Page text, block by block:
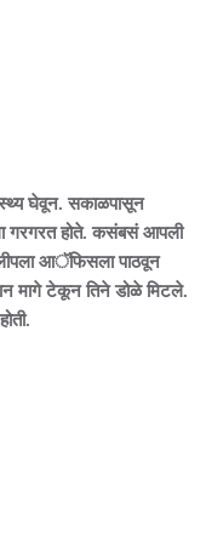
घेवून. सकाळपासून
गरगरत होते. कसंबसं आपली
आॅफिसला पाठवून
मागे टेकून तिने डोळे मिटले.